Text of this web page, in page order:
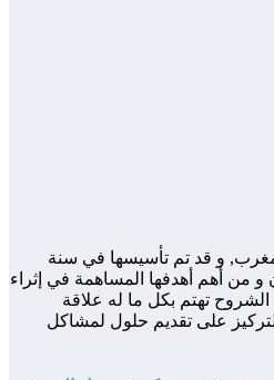
و قد تم تأسيسها في سنة
و من أهم أهدفها المساهمة في إثراء
تهتم بكل ما له علاقة
على تقديم حلول لمشاكل